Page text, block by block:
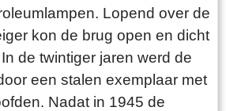
Lopend over de
kon de brug open en dicht
de twintiger jaren werd de
een stalen exemplaar met
Nadat in 1945 de